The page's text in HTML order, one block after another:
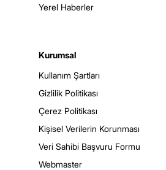
Yerel Haberler
Kurumsal
Kullanım Şartları
Gizlilik Politikası
Çerez Politikası
Kişisel Verilerin Korunması
Veri Sahibi Başvuru Formu
Webmaster